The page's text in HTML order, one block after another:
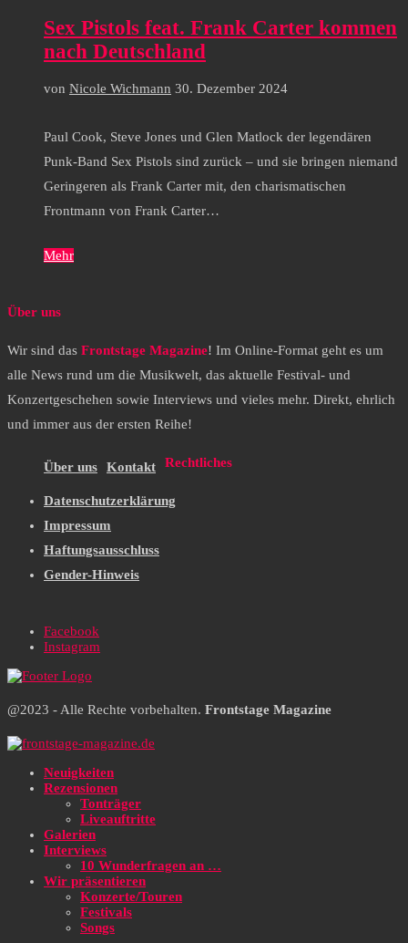
Sex Pistols feat. Frank Carter kommen
nach Deutschland
von Nicole Wichmann 30. Dezember 2024
Paul Cook, Steve Jones und Glen Matlock der legendären
Punk-Band Sex Pistols sind zurück – und sie bringen niemand
Geringeren als Frank Carter mit, den charismatischen
Frontmann von Frank Carter…
Mehr
Über uns
Wir sind das Frontstage Magazine! Im Online-Format geht es um
alle News rund um die Musikwelt, das aktuelle Festival- und
Konzertgeschehen sowie Interviews und vieles mehr. Direkt, ehrlich
und immer aus der ersten Reihe!
Über uns Kontakt Rechtliches
Datenschutzerklärung
Impressum
Haftungsausschluss
Gender-Hinweis
Facebook
Instagram
@2023 - Alle Rechte vorbehalten. Frontstage Magazine
Neuigkeiten
Rezensionen
Tonträger
Liveauftritte
Galerien
Interviews
10 Wunderfragen an …
Wir präsentieren
Konzerte/Touren
Festivals
Songs